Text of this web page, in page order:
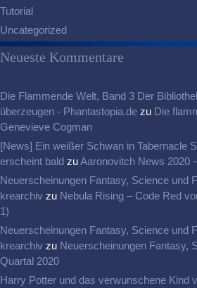
Tutorial
Uncategorized
Neueste Kommentare
Die Flammende Welt, Band 3 Der
überzeugen - Phantastopia.de zu Die
Genevieve Cogman
[News] Ein weißer Schwan in Tabernacle
erscheint bald zuAaronovitch News 2020
Neuerscheinungen Fantasy, Science und
krearchiv zu Nebula Rising – Code Red
1)
Neuerscheinungen Fantasy, Science und
krearchiv zu Neuerscheinungen Fantasy,
Quartal 2020
Harry Potter und das verwunschene Kind